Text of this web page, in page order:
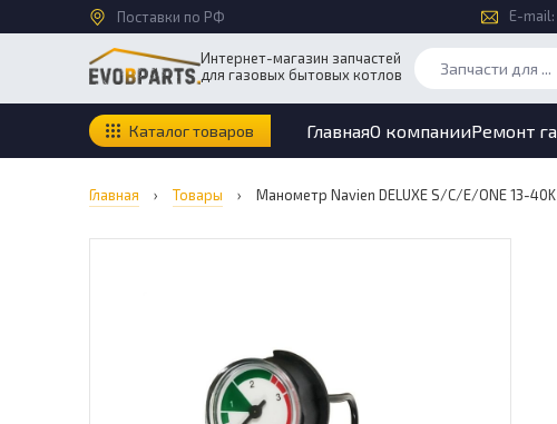
Поставки по РФ E-mail:
Интернет-магазин запчастей
для газовых бытовых котлов
Каталог товаров ГлавнаяО компанииРемонт
Главная › Товары › Манометр Navien DELUXE S/C/E/ONE 13-